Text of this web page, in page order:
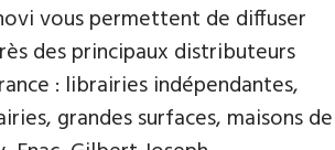
vous permettent de diffuser
des principaux distributeurs
: librairies indépendantes,
grandes surfaces, maisons de